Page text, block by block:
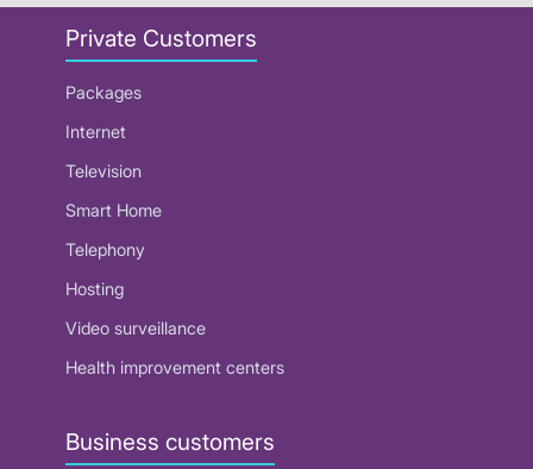
Private Customers
Packages
Internet
Television
Smart Home
Telephony
Hosting
Video surveillance
Health improvement centers
Business customers